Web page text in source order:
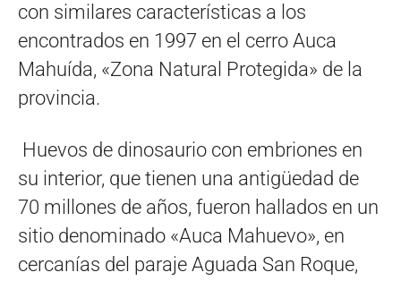
con similares características a los
encontrados en 1997 en el cerro Auca
Mahuída, «Zona Natural Protegida» de la
provincia.
Huevos de dinosaurio con embriones en
su interior, que tienen una antigüedad de
70 millones de años, fueron hallados en un
sitio denominado «Auca Mahuevo», en
cercanías del paraje Aguada San Roque,